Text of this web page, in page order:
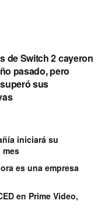
de Switch 2 cayeron
pasado, pero
sus
iniciará su
es una empresa
en Prime Video,